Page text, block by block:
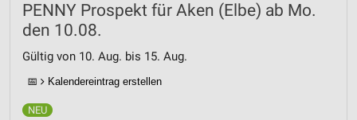
PENNY Prospekt für Aken (Elbe) ab Mo.
den 10.08.
Gültig von 10. Aug. bis 15. Aug.
📅 Kalendereintrag erstellen